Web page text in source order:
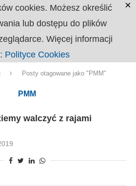
Posty otagowane jako "PMM"
PMM
walczyć z rajami
cookies. Możesz określić
lub dostępu do plików
Więcej informacji
Polityce Cookies
×